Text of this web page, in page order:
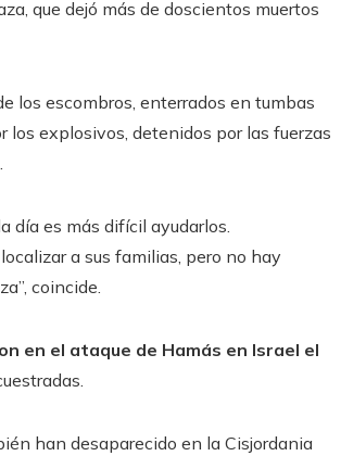
que dejó más de doscientos muertos
los escombros, enterrados en tumbas
los explosivos, detenidos por las fuerzas
día es más difícil ayudarlos.
a sus familias, pero no hay
coincide.
en el ataque de Hamás en Israel el
han desaparecido en la Cisjordania